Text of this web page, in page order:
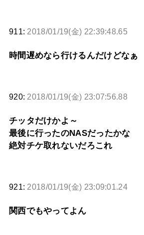
911: 2018/01/19(金) 22:39:48.65
時間遅めなら行けるんだけどなぁ
920: 2018/01/19(金) 23:07:56.88
チッタだけかよ～
最後に行ったのNASだったかな
絶対チケ取れないだろこれ
921: 2018/01/19(金) 23:09:01.24
関西でもやってよん